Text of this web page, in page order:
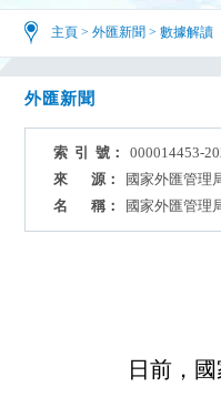
主頁 > 外匯新聞 > 數據解讀
外匯新聞
索 引 號： 000014453-
來 源：
國家外匯管理
名 稱：
國家外匯管理
日前，